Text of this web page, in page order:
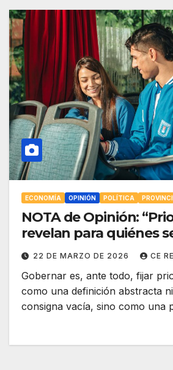
ECONOMÍA OPINIÓN POLÍTICA
NOTA de Opinión:
revelan para quiénes
22 DE MARZO DE 2026 CE
Gobernar es, ante todo, fijar
como una definición abstracta
consigna vacía, sino como una